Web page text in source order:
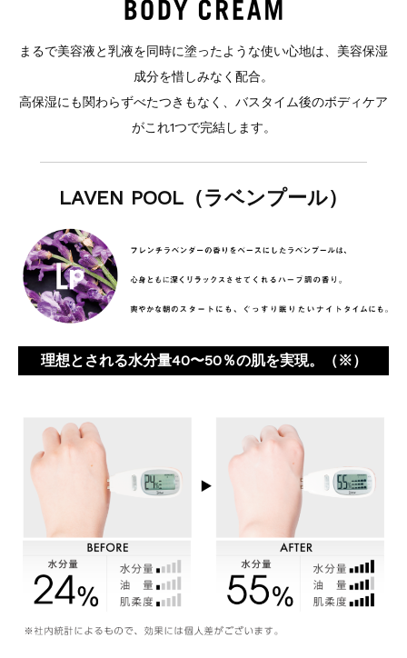
まるで美容液と乳液を同時に塗ったような使い心地は、美容保湿
成分を惜しみなく配合。
高保湿にも関わらずべたつきもなく、バスタイム後のボディケア
がこれ1つで完結します。
LAVEN POOL（ラベンプール）
理想とされる水分量40〜50％の肌を実現。（※）